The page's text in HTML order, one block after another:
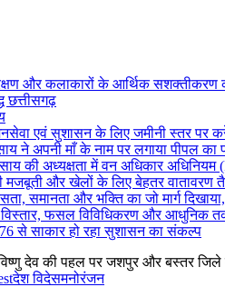
और कलाकारों के आर्थिक सशक्तीकरण की
छत्तीसगढ़
एवं सुशासन के लिए जमीनी स्तर पर
ने अपनी माँ के नाम पर लगाया पीपल
की अध्यक्षता में वन अधिकार
और खेलों के लिए बेहतर वातावरण
समानता और भक्ति का जो मार्ग
फसल विविधिकरण और आधुनिक
से साकार हो रहा सुशासन का संकल्प
देव की पहल पर जशपुर और बस्तर जिले
देश विदेसमनोरंजन